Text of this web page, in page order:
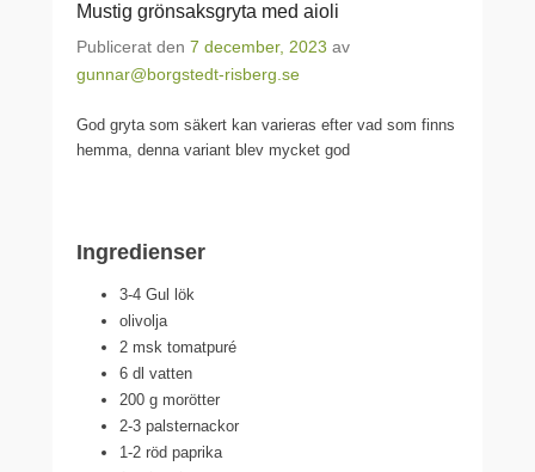
Mustig grönsaksgryta med aioli
Publicerat den 7 december, 2023 av
gunnar@borgstedt-risberg.se
God gryta som säkert kan varieras efter vad som finns
hemma, denna variant blev mycket god
Ingredienser
3-4 Gul lök
olivolja
2 msk tomatpuré
6 dl vatten
200 g morötter
2-3 palsternackor
1-2 röd paprika